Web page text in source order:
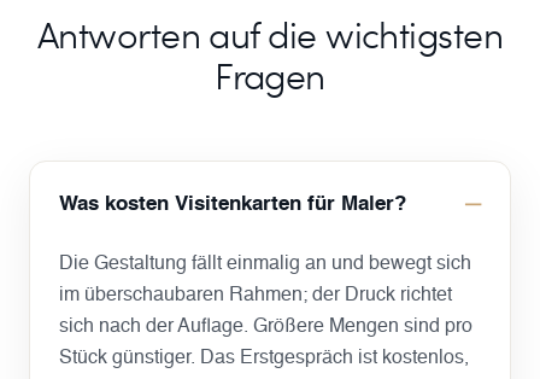
Antworten auf die wichtigsten
Fragen
Was kosten Visitenkarten für Maler?
Die Gestaltung fällt einmalig an und bewegt sich
im überschaubaren Rahmen; der Druck richtet
sich nach der Auflage. Größere Mengen sind pro
Stück günstiger. Das Erstgespräch ist kostenlos,